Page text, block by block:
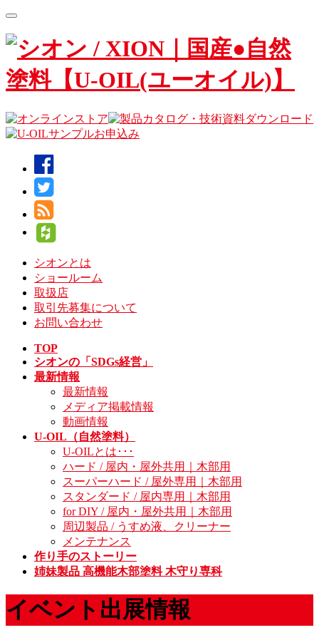
Toggle
navigation
シオンとは
ショールーム
取扱店
取引先募集について
お問い合わせ
TOP
シオンの「SDGs経営」
最新情報
最新情報
メディア掲載情報
動画情報
U-OIL（自然塗料）
U-OILとは･･･
ハード / 屋内・屋外共用｜木部用
スーパーハード / 屋外専用｜木部用
スタンダード / 屋内専用｜木部用
for DIY / 屋内・屋外共用｜木部用
周辺製品 / うすめ液、クリーナー
メンテナンス
作り手のストーリー
姉妹製品 高機能木部塗料 木守り専科
イベント出展情報